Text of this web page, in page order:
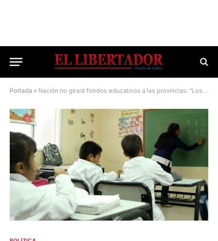
Portada » Nación no girará fondos educativos a las provincias: “Los salarios dependen de los gobernadores”